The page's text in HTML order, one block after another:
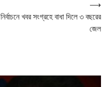
নির্বাচনে খবর সংগ্রহে বাধা দিলে ৩ বছরের
জেল
⟶